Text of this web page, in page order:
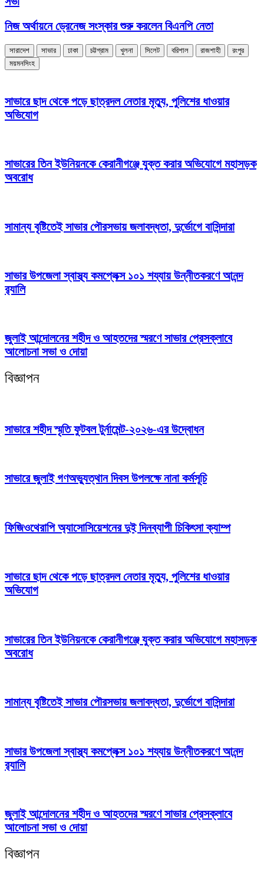
নিজ অর্থায়নে ড্রেনেজ সংস্কার শুরু করলেন বিএনপি নেতা
সারাদেশ সাভার ঢাকা চট্টগ্রাম খুলনা সিলেট বরিশাল রাজশাহী
রংপুর
ময়মনসিংহ
সাভারে ছাদ থেকে পড়ে ছাত্রদল নেতার মৃত্যু, পুলিশের ধাওয়ার
অভিযোগ
সাভারের তিন ইউনিয়নকে কেরানীগঞ্জে যুক্ত করার অভিযোগে মহাসড়ক
অবরোধ
সামান্য বৃষ্টিতেই সাভার পৌরসভায় জলাবদ্ধতা, দুর্ভোগে বাসিন্দারা
সাভার উপজেলা স্বাস্থ্য কমপ্লেক্স ১০১ শয্যায় উন্নীতকরণে আনন্দ
র‍্যালি
জুলাই আন্দোলনের শহীদ ও আহতদের স্মরণে সাভার প্রেসক্লাবে
আলোচনা সভা ও দোয়া
বিজ্ঞাপন
সাভারে শহীদ স্মৃতি ফুটবল টুর্নামেন্ট-২০২৬-এর উদ্বোধন
সাভারে জুলাই গণঅভ্যুত্থান দিবস উপলক্ষে নানা কর্মসূচি
ফিজিওথেরাপি অ্যাসোসিয়েশনের দুই দিনব্যাপী চিকিৎসা ক্যাম্প
সাভারে ছাদ থেকে পড়ে ছাত্রদল নেতার মৃত্যু, পুলিশের ধাওয়ার
অভিযোগ
সাভারের তিন ইউনিয়নকে কেরানীগঞ্জে যুক্ত করার অভিযোগে মহাসড়ক
অবরোধ
সামান্য বৃষ্টিতেই সাভার পৌরসভায় জলাবদ্ধতা, দুর্ভোগে বাসিন্দারা
সাভার উপজেলা স্বাস্থ্য কমপ্লেক্স ১০১ শয্যায় উন্নীতকরণে আনন্দ
র‍্যালি
জুলাই আন্দোলনের শহীদ ও আহতদের স্মরণে সাভার প্রেসক্লাবে
আলোচনা সভা ও দোয়া
বিজ্ঞাপন